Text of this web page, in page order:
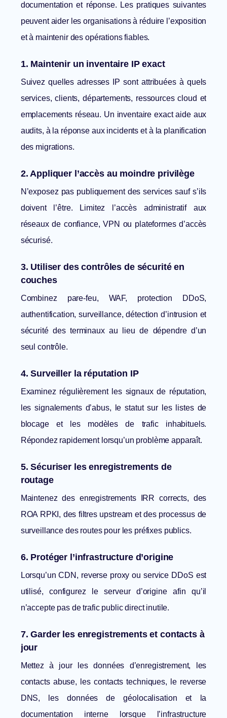
documentation et réponse. Les pratiques suivantes
peuvent aider les organisations à réduire l’exposition
et à maintenir des opérations fiables.
1. Maintenir un inventaire IP exact
Suivez quelles adresses IP sont attribuées à quels
services, clients, départements, ressources cloud et
emplacements réseau. Un inventaire exact aide aux
audits, à la réponse aux incidents et à la planification
des migrations.
2. Appliquer l’accès au moindre privilège
N’exposez pas publiquement des services sauf s’ils
doivent l’être. Limitez l’accès administratif aux
réseaux de confiance, VPN ou plateformes d’accès
sécurisé.
3. Utiliser des contrôles de sécurité en
couches
Combinez pare-feu, WAF, protection DDoS,
authentification, surveillance, détection d’intrusion et
sécurité des terminaux au lieu de dépendre d’un
seul contrôle.
4. Surveiller la réputation IP
Examinez régulièrement les signaux de réputation,
les signalements d’abus, le statut sur les listes de
blocage et les modèles de trafic inhabituels.
Répondez rapidement lorsqu’un problème apparaît.
5. Sécuriser les enregistrements de
routage
Maintenez des enregistrements IRR corrects, des
ROA RPKI, des filtres upstream et des processus de
surveillance des routes pour les préfixes publics.
6. Protéger l’infrastructure d’origine
Lorsqu’un CDN, reverse proxy ou service DDoS est
utilisé, configurez le serveur d’origine afin qu’il
n’accepte pas de trafic public direct inutile.
7. Garder les enregistrements et contacts à
jour
Mettez à jour les données d’enregistrement, les
contacts abuse, les contacts techniques, le reverse
DNS, les données de géolocalisation et la
documentation interne lorsque l’infrastructure